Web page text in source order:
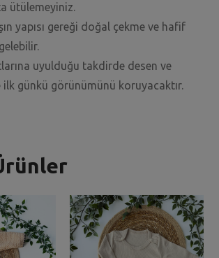
ütülemeyiniz.
yapısı gereği doğal çekme ve hafif
uyulduğu takdirde desen ve
ilk günkü görünümünü koruyacaktır.